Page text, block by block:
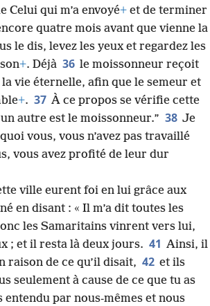
Celui qui m’a envoyé+ et de terminer
quatre mois avant que vienne la
le dis, levez les yeux et regardez les
+. Déjà 36 le moissonneur reçoit
vie éternelle, afin que le semeur et
+. 37 À ce propos se vérifie cette
autre est le moissonneur.” 38 Je
vous, vous n’avez pas travaillé
vous avez profité de leur dur
ville eurent foi en lui grâce aux
en disant : « Il m’a dit toutes les
les Samaritains vinrent vers lui,
; et il resta là deux jours. 41 Ainsi, il
raison de ce qu’il disait, 42 et ils
seulement à cause de ce que tu as
par nous-mêmes et nous